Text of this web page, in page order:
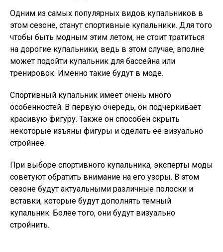
Одним из самых популярных видов купальников в
этом сезоне, станут спортивные купальники. Для того
чтобы быть модным этим летом, не стоит тратиться
на дорогие купальники, ведь в этом случае, вполне
может подойти купальник для бассейна или
тренировок. Именно такие будут в моде.
Спортивный купальник имеет очень много
особенностей. В первую очередь, он подчеркивает
красивую фигуру. Также он способен скрыть
некоторые изъяны фигуры и сделать ее визуально
стройнее.
При выборе спортивного купальника, эксперты моды
советуют обратить внимание на его узоры. В этом
сезоне будут актуальными различные полоски и
вставки, которые будут дополнять темный
купальник. Более того, они будут визуально
стройнить.